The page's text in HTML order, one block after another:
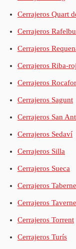
Cerrajeros Quart
Cerrajeros
Cerrajeros
Cerrajeros Riba-
Cerrajeros
Cerrajeros Sagunt
Cerrajeros San
Cerrajeros Sedaví
Cerrajeros Silla
Cerrajeros Sueca
Cerrajeros
Cerrajeros
Cerrajeros Torrent
Cerrajeros Turís